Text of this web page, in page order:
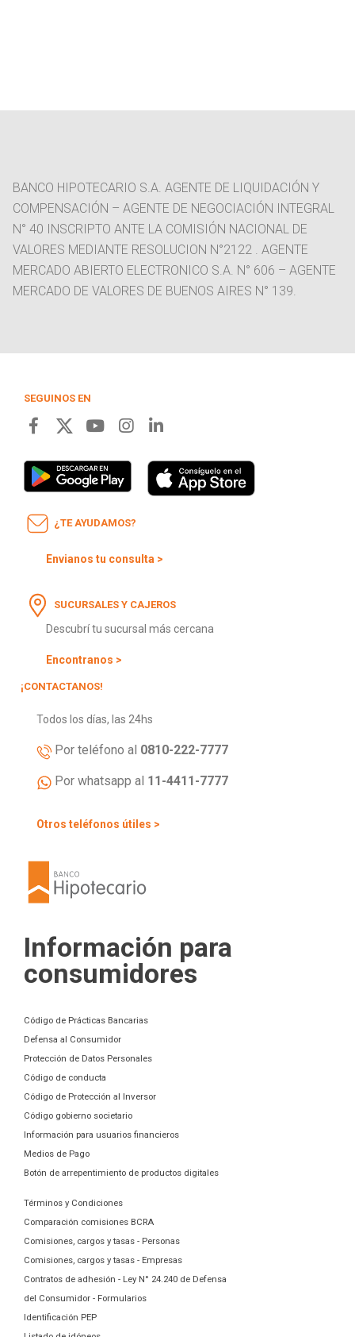
BANCO HIPOTECARIO S.A. AGENTE DE LIQUIDACIÓN Y
COMPENSACIÓN – AGENTE DE NEGOCIACIÓN INTEGRAL
N° 40 INSCRIPTO ANTE LA COMISIÓN NACIONAL DE
VALORES MEDIANTE RESOLUCION N°2122 . AGENTE
MERCADO ABIERTO ELECTRONICO S.A. N° 606 – AGENTE
MERCADO DE VALORES DE BUENOS AIRES N° 139.
SEGUINOS EN
¿TE AYUDAMOS?
Envianos tu consulta >
SUCURSALES Y CAJEROS
Descubrí tu sucursal más cercana
Encontranos >
¡CONTACTANOS!
Todos los días, las 24hs
Por teléfono al 0810-222-7777
Por whatsapp al 11-4411-7777
Otros teléfonos útiles >
Información para
consumidores
Código de Prácticas Bancarias
Defensa al Consumidor
Protección de Datos Personales
Código de conducta
Código de Protección al Inversor
Código gobierno societario
Información para usuarios financieros
Medios de Pago
Botón de arrepentimiento de productos digitales
Términos y Condiciones
Comparación comisiones BCRA
Comisiones, cargos y tasas - Personas
Comisiones, cargos y tasas - Empresas
Contratos de adhesión - Ley N° 24.240 de Defensa
del Consumidor - Formularios
Identificación PEP